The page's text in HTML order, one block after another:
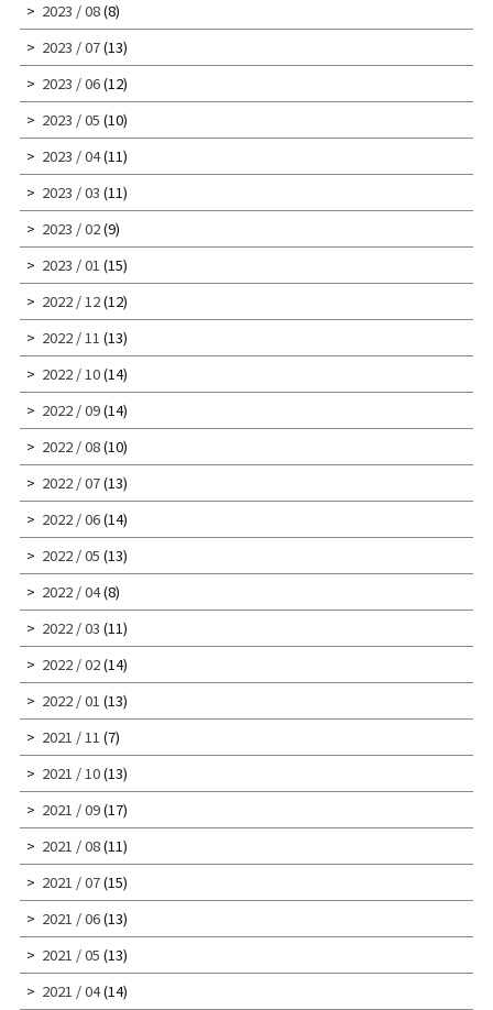
2023 / 08(8)
2023 / 07(13)
2023 / 06(12)
2023 / 05 (10)
2023 / 04(11)
2023 / 03 (11)
2023 / 02(9)
2023 / 01 (15)
2022 / 12(12)
2022 / 11 (13)
2022 / 10(14)
2022 / 09(14)
2022 / 08(10)
2022 / 07(13)
2022 / 06(14)
2022 / 05 (13)
2022 / 04(8)
2022 / 03 (11)
2022 / 02(14)
2022 / 01 (13)
2021 / 11 (7)
2021 / 10(13)
2021 / 09(17)
2021 / 08(11)
2021 / 07(15)
2021 / 06(13)
2021 / 05 (13)
2021 / 04(14)